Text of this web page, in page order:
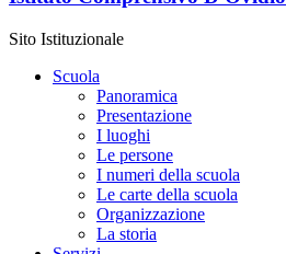
Sito Istituzionale
Scuola
Panoramica
Presentazione
I luoghi
Le persone
I numeri della scuola
Le carte della scuola
Organizzazione
La storia